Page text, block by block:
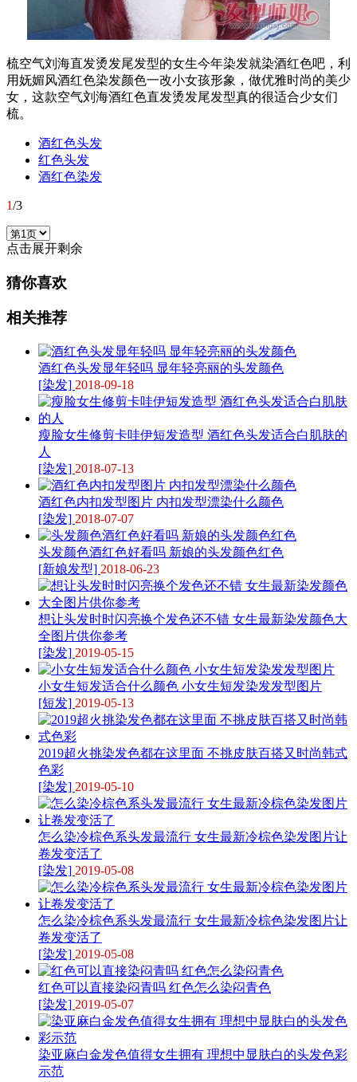
梳空气刘海直发烫发尾发型的女生今年染发就染酒红色吧，利
用妩媚风酒红色染发颜色一改小女孩形象，做优雅时尚的美少
女，这款空气刘海酒红色直发烫发尾发型真的很适合少女们
梳。
酒红色头发
红色头发
酒红色染发
1/3
点击展开剩余
猜你喜欢
相关推荐
酒红色头发显年轻吗 显年轻亮丽的头发颜色
[染发] 2018-09-18
瘦脸女生修剪卡哇伊短发造型 酒红色头发适合白肌肤的
人
[染发] 2018-07-13
酒红色内扣发型图片 内扣发型漂染什么颜色
[染发] 2018-07-07
头发颜色酒红色好看吗 新娘的头发颜色红色
[新娘发型] 2018-06-23
想让头发时时闪亮换个发色还不错 女生最新染发颜色大
全图片供你参考
[染发] 2019-05-15
小女生短发适合什么颜色 小女生短发染发发型图片
[短发] 2019-05-13
2019超火挑染发色都在这里面 不挑皮肤百搭又时尚韩式
色彩
[染发] 2019-05-10
怎么染冷棕色系头发最流行 女生最新冷棕色染发图片让
卷发变活了
[染发] 2019-05-08
怎么染冷棕色系头发最流行 女生最新冷棕色染发图片让
卷发变活了
[染发] 2019-05-08
红色可以直接染闷青吗 红色怎么染闷青色
[染发] 2019-05-07
染亚麻白金发色值得女生拥有 理想中显肤白的头发色彩
示范